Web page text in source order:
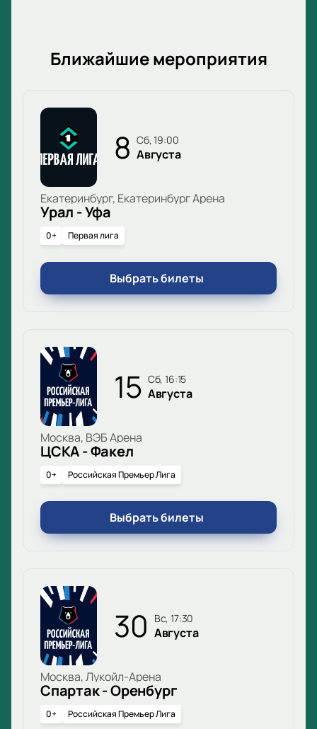
Ближайшие мероприятия
8 сб, 19:00
Августа
Екатеринбург, Екатеринбург Арена
Урал - Уфа
0+ Первая лига
Выбрать билеты
15 сб, 16:15
Августа
Москва, ВЭБ Арена
ЦСКА - Факел
0+ Российская Премьер Лига
Выбрать билеты
30 вс, 17:30
Августа
Москва, Лукойл-Арена
Спартак - Оренбург
0+ Российская Премьер Лига